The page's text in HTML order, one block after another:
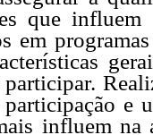
que
em
e
influem na